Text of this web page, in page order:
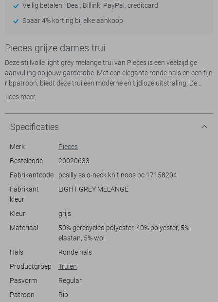
Veilig betalen: iDeal, Billink, PayPal, creditcard
Spaar 4% korting bij elke aankoop
Pieces grijze dames trui
Deze stijlvolle light grey melange trui van Pieces is een veelzijdige
aanvulling op jouw garderobe. Met een elegante ronde hals en een fijn
ribpatroon, biedt deze trui een moderne en tijdloze uitstraling. De
korte mouwen en de regular fit pasvorm zorgen voor een
de subtiele textuur maken deze trui geschikt voor zowel casual als
meer formele looks.
Dankzij de normale lengte van de trui kun je eenvoudig combineren
werkoutfits of een ontspannen weekenduitstapje, deze trui past bij
diverse gelegenheden. Voeg een paar minimalistische accessoires toe
voor een verfijnde uitstraling. Of je nu naar kantoor gaat of een
gezellige brunch hebt met vrienden, met deze Pieces trui zie je er altijd
Lees meer
Specificaties
Merk
Pieces
Bestelcode
20020633
Fabrikantcode
pcsilly ss o-neck knit noos bc 17158204
Fabrikant
kleur
LIGHT GREY MELANGE
Kleur
grijs
Materiaal
50% gerecycled polyester, 40% polyester, 5%
elastan, 5% wol
Hals
Ronde hals
Productgroep
Truien
Pasvorm
Regular
Patroon
Rib